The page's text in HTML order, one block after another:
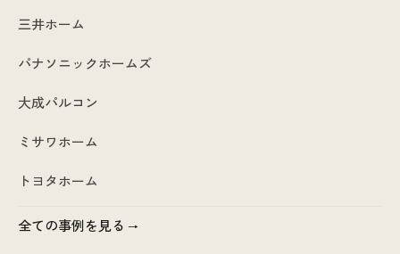
三井ホーム
パナソニックホームズ
大成パルコン
ミサワホーム
トヨタホーム
全ての事例を見る